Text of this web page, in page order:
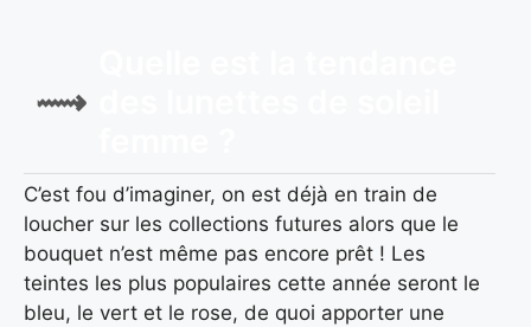
C’est fou d’imaginer, on est déjà en train de
loucher sur les collections futures alors que le
bouquet n’est même pas encore prêt ! Les
teintes les plus populaires cette année seront le
bleu, le vert et le rose, de quoi apporter une